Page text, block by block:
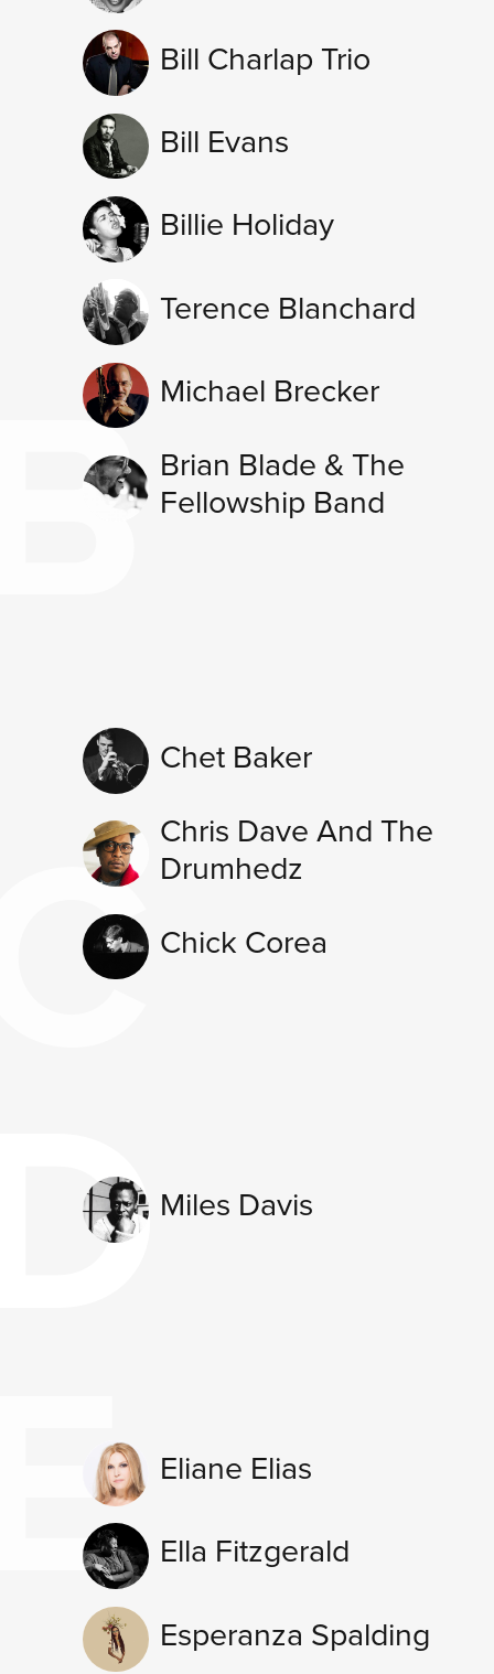
Bill Charlap Trio
Bill Evans
Billie Holiday
Terence Blanchard
Michael Brecker
Brian Blade & The
Fellowship Band
Chet Baker
Chris Dave And The
Drumhedz
Chick Corea
Miles Davis
Eliane Elias
Ella Fitzgerald
Esperanza Spalding